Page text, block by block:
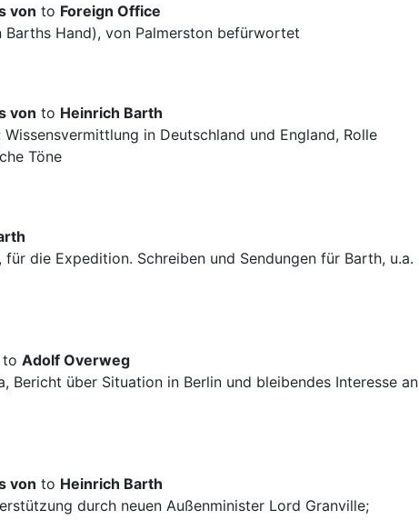
von to Foreign Office
Hand), von Palmerston befürwortet
von to Heinrich Barth
in Deutschland und England, Rolle
Töne
die Expedition. Schreiben und Sendungen für Barth, u.a.
to Adolf Overweg
Bericht über Situation in Berlin und bleibendes Interesse an
von to Heinrich Barth
durch neuen Außenminister Lord Granville;